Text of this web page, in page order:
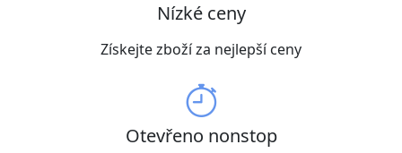
Nízké ceny
Získejte zboží za nejlepší ceny
Otevřeno nonstop